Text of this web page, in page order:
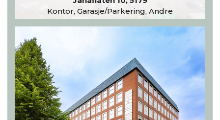
Kontor, Garasje/Parkering, Andre